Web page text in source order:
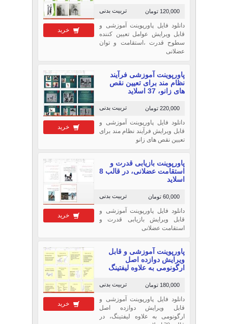
خرید
تربیت بدنی 120,000 تومان
دانلود فایل پاورپوینت آموزشی و
قابل ویرایش عوامل تعیین کننده
سطوح قدرت ،استقامت و توان
عضلانی
خرید
پاورپوینت آموزشی فرآیند
نظام مند برای تعیین نقص
های زانو، 37 اسلاید
تربیت بدنی 220,000 تومان
دانلود فایل پاورپوینت آموزشی و
قابل ویرایش فرآیند نظام مند برای
تعیین نقص های زانو
خرید
پاورپوینت بازیابی قدرت و
استقامت عضلانی، در قالب 8
اسلاید
تربیت بدنی 60,000 تومان
دانلود فایل پاورپوینت آموزشی و
قابل ویرایش بازیابی قدرت و
استقامت عضلانی
خرید
پاورپوینت آموزشی و قابل
ویرایش دوازده اصل
ارگونومی به علاوه لیفتینگ
تربیت بدنی 180,000 تومان
دانلود فایل پاورپوینت آموزشی و
قابل ویرایش دوازده اصل
ارگونومی به علاوه لیفتینگ، در